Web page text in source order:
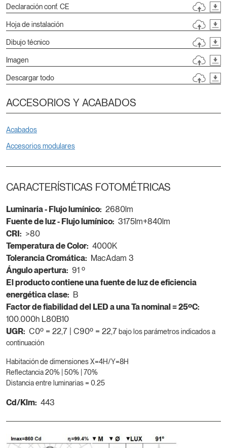
Declaración conf. CE
Hoja de instalación
Dibujo técnico
Imagen
Descargar todo
ACCESORIOS Y ACABADOS
Acabados
Accesorios modulares
CARACTERÍSTICAS FOTOMÉTRICAS
Luminaria - Flujo lumínico: 2680lm
Fuente de luz - Flujo lumínico: 3175lm+840lm
CRI: >80
Temperatura de Color: 4000K
Tolerancia Cromática: MacAdam 3
Ángulo apertura: 91 º
El producto contiene una fuente de luz de eficiencia
energética clase: B
Factor de fiabilidad del LED a una Ta nominal = 25ºC:
100.000h L80B10
UGR: C0º = 22,7 | C90º = 22,7 bajo los parámetros indicados a
continuación
Habitación de dimensiones X=4H/Y=8H
Reflectancia 20% | 50% | 70%
Distancia entre luminarias = 0.25
Cd/Klm: 443